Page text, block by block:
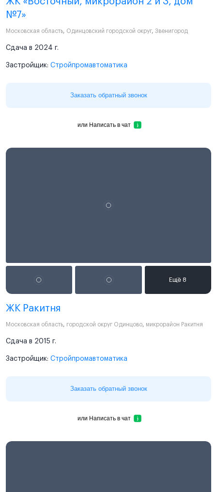
№7»
Московская область, Одинцовский городской округ, Звенигород
Сдача в 2024 г.
Застройщик: Стройпромавтоматика
Заказать обратный звонок
или Написать в чат
ЖК Ракитня
Московская область, городской округ Одинцово, микрорайон Ракитня
Сдача в 2015 г.
Застройщик: Стройпромавтоматика
Заказать обратный звонок
или Написать в чат